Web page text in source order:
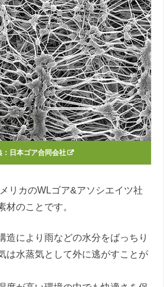
日本ゴア合同会社
リカのWLゴア&アソシエイツ社
材のことです。
造により雨などの水分をばっちり
は水蒸気として外に逃がすことが